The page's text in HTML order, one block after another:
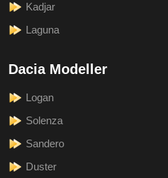
Kadjar
Laguna
Dacia Modeller
Logan
Solenza
Sandero
Duster